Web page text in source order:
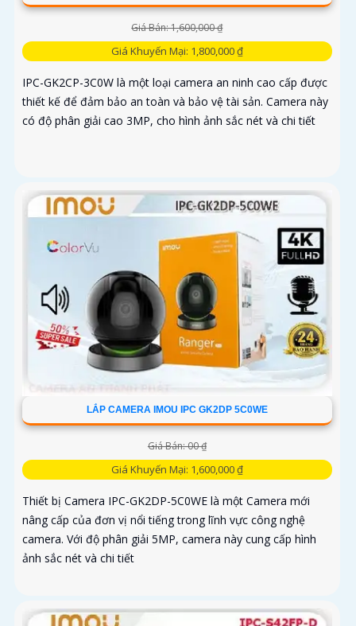
Giá Bán: 1,600,000 ₫
Giá Khuyến Mại: 1,800,000 ₫
IPC-GK2CP-3C0W là một loại camera an ninh cao cấp được
thiết kế để đảm bảo an toàn và bảo vệ tài sản. Camera này
có độ phân giải cao 3MP, cho hình ảnh sắc nét và chi tiết
LẮP CAMERA IMOU IPC GK2DP 5C0WE
Giá Bán: 00 ₫
Giá Khuyến Mại: 1,600,000 ₫
Thiết bị Camera IPC-GK2DP-5C0WE là một Camera mới
nâng cấp của đơn vị nổi tiếng trong lĩnh vực công nghệ
camera. Với độ phân giải 5MP, camera này cung cấp hình
ảnh sắc nét và chi tiết